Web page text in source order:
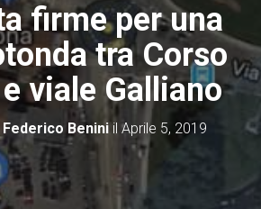
I
N
E
T
firme per una
tra Corso
viale Galliano
Federico Benini il Aprile 5, 2019